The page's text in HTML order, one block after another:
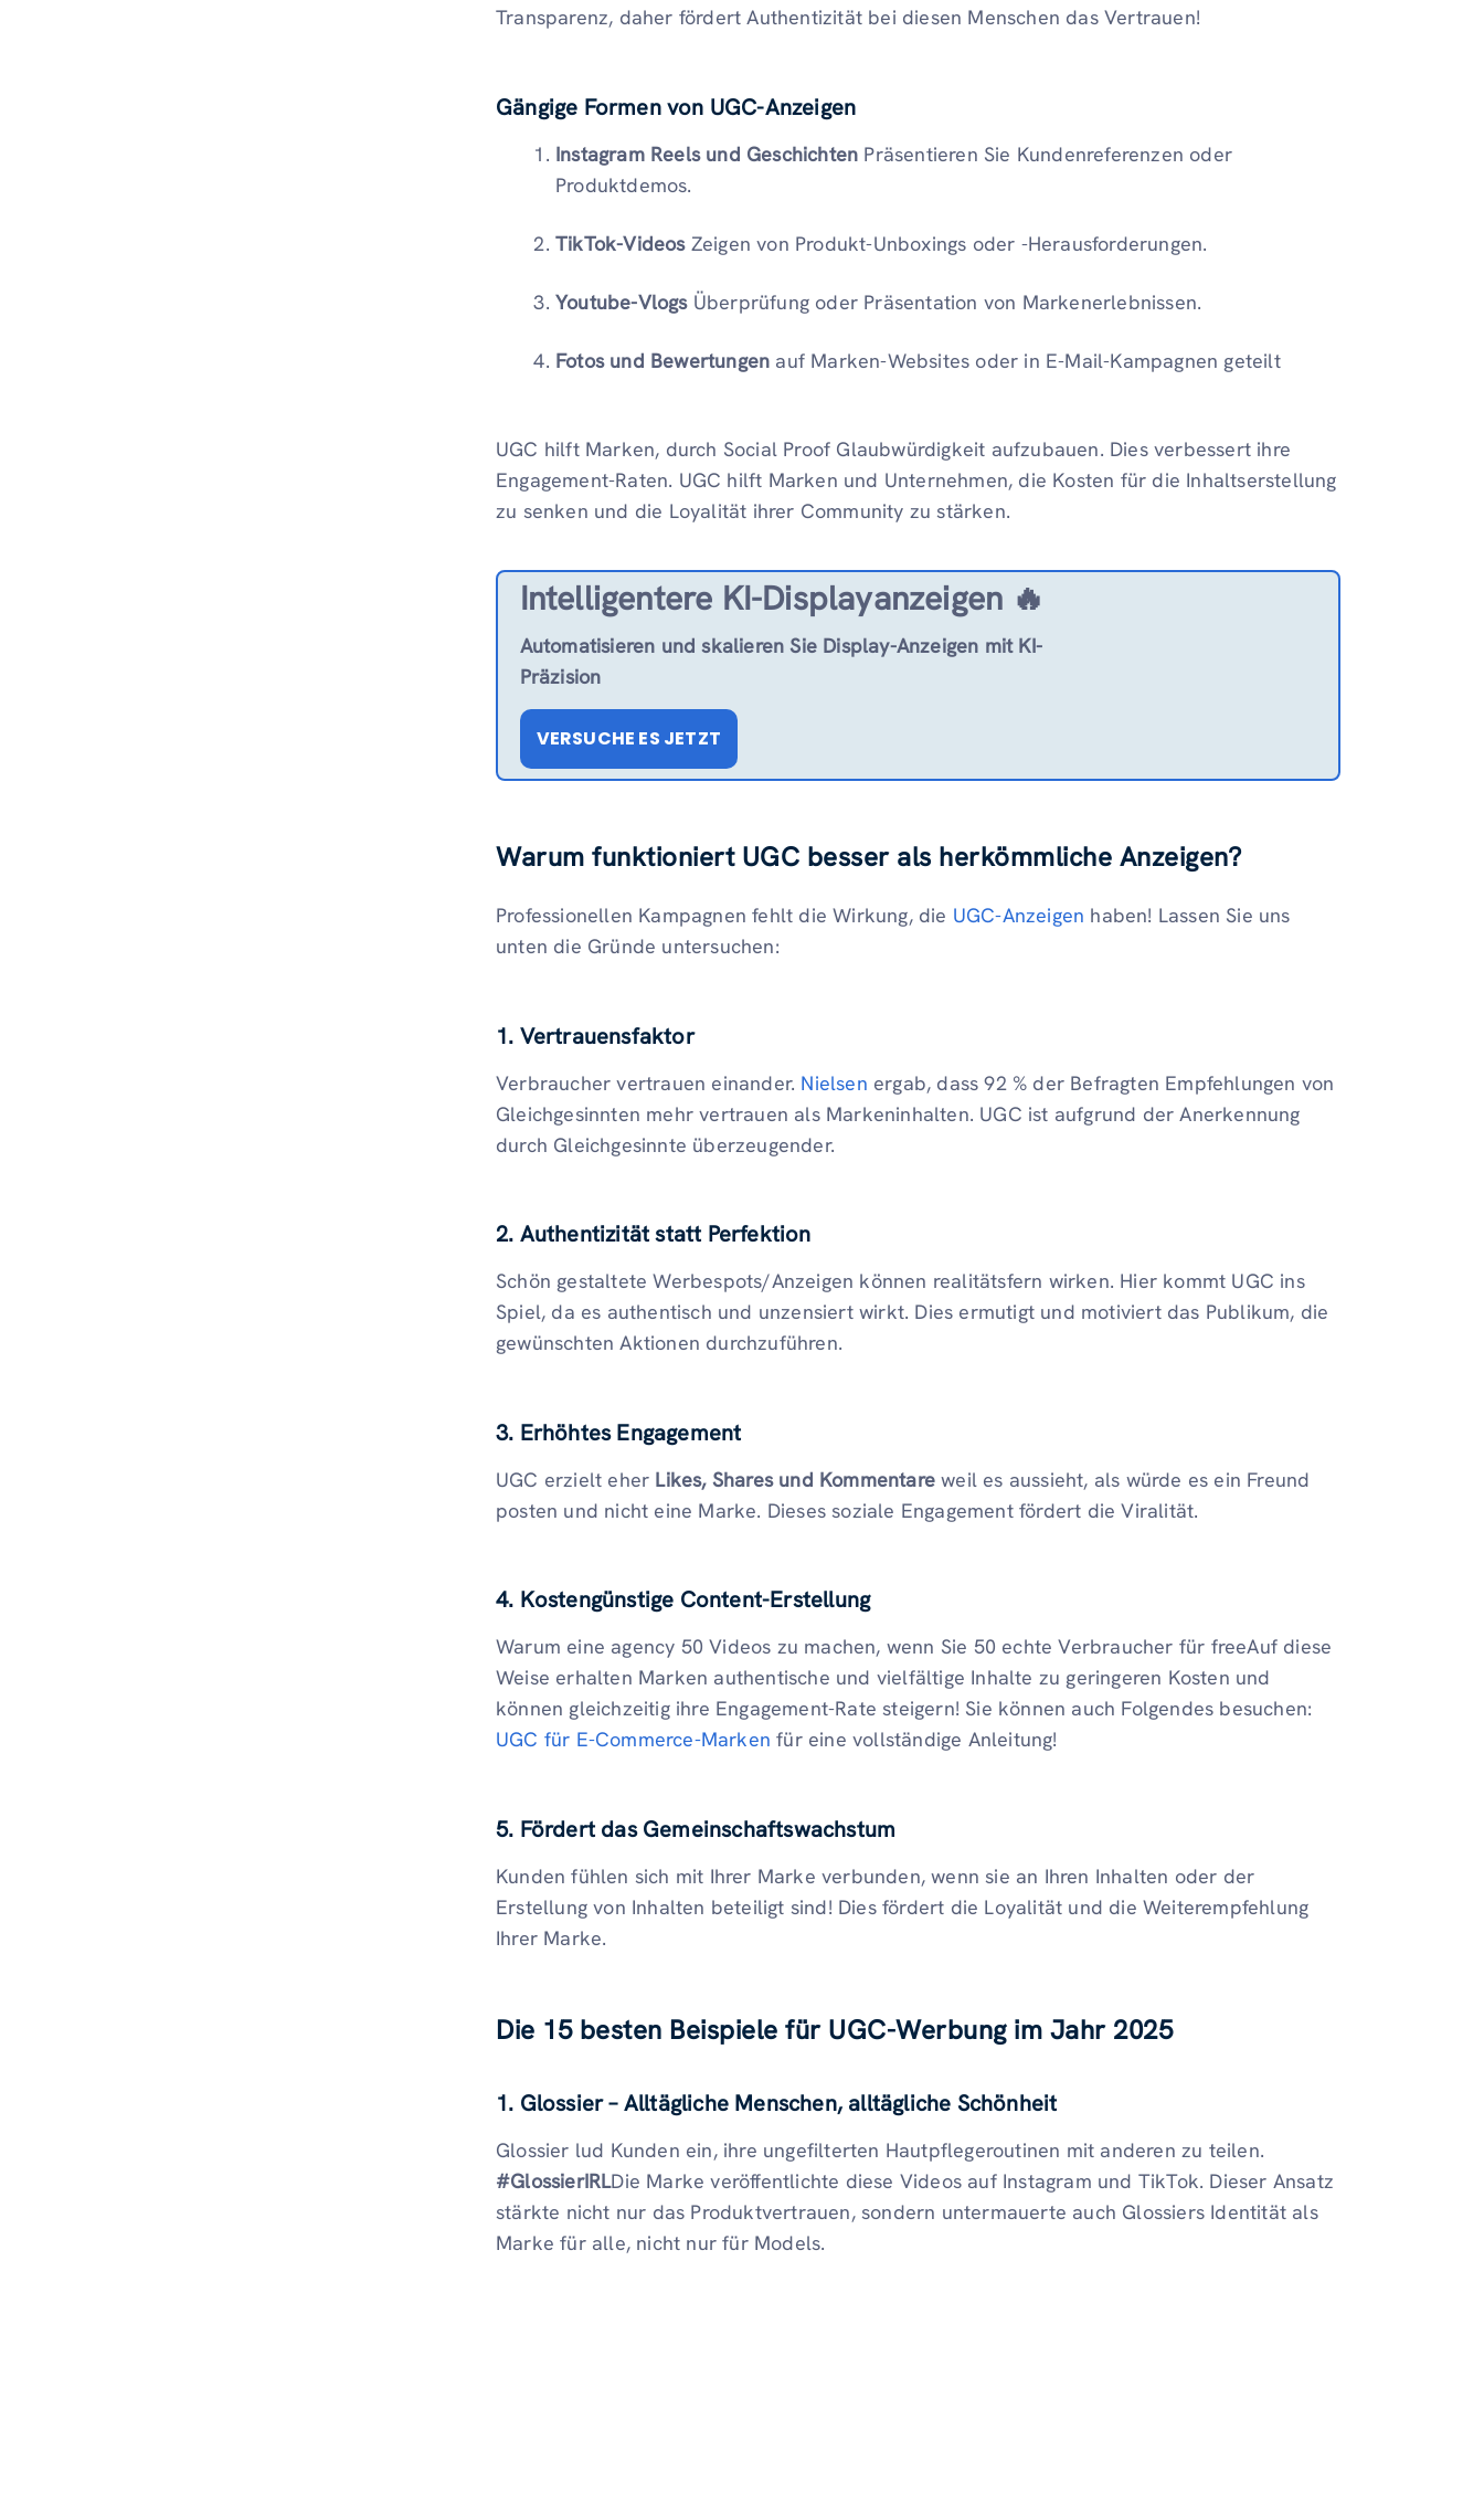
Transparenz, daher fördert Authentizität bei diesen Menschen das Vertrauen!
Gängige Formen von UGC-Anzeigen
Instagram Reels und Geschichten Präsentieren Sie Kundenreferenzen oder
Produktdemos.
TikTok-Videos Zeigen von Produkt-Unboxings oder -Herausforderungen.
Youtube-Vlogs Überprüfung oder Präsentation von Markenerlebnissen.
Fotos und Bewertungen auf Marken-Websites oder in E-Mail-Kampagnen geteilt
UGC hilft Marken, durch Social Proof Glaubwürdigkeit aufzubauen. Dies verbessert ihre
Engagement-Raten. UGC hilft Marken und Unternehmen, die Kosten für die Inhaltserstellung
zu senken und die Loyalität ihrer Community zu stärken.
Intelligentere KI-Displayanzeigen 🔥
Automatisieren und skalieren Sie Display-Anzeigen mit KI-
Präzision
VERSUCHE ES JETZT
Warum funktioniert UGC besser als herkömmliche Anzeigen?
Professionellen Kampagnen fehlt die Wirkung, die UGC-Anzeigen haben! Lassen Sie uns
unten die Gründe untersuchen:
1. Vertrauensfaktor
Verbraucher vertrauen einander. Nielsen ergab, dass 92 % der Befragten Empfehlungen von
Gleichgesinnten mehr vertrauen als Markeninhalten. UGC ist aufgrund der Anerkennung
durch Gleichgesinnte überzeugender.
2. Authentizität statt Perfektion
Schön gestaltete Werbespots/Anzeigen können realitätsfern wirken. Hier kommt UGC ins
Spiel, da es authentisch und unzensiert wirkt. Dies ermutigt und motiviert das Publikum, die
gewünschten Aktionen durchzuführen.
3. Erhöhtes Engagement
UGC erzielt eher Likes, Shares und Kommentare weil es aussieht, als würde es ein Freund
posten und nicht eine Marke. Dieses soziale Engagement fördert die Viralität.
4. Kostengünstige Content-Erstellung
Warum eine agency 50 Videos zu machen, wenn Sie 50 echte Verbraucher für freeAuf diese
Weise erhalten Marken authentische und vielfältige Inhalte zu geringeren Kosten und
können gleichzeitig ihre Engagement-Rate steigern! Sie können auch Folgendes besuchen:
UGC für E-Commerce-Markenfür eine vollständige Anleitung!
5. Fördert das Gemeinschaftswachstum
Kunden fühlen sich mit Ihrer Marke verbunden, wenn sie an Ihren Inhalten oder der
Erstellung von Inhalten beteiligt sind! Dies fördert die Loyalität und die Weiterempfehlung
Ihrer Marke.
Die 15 besten Beispiele für UGC-Werbung im Jahr 2025
1. Glossier – Alltägliche Menschen, alltägliche Schönheit
Glossier lud Kunden ein, ihre ungefilterten Hautpflegeroutinen mit anderen zu teilen.
#GlossierIRLDie Marke veröffentlichte diese Videos auf Instagram und TikTok. Dieser Ansatz
stärkte nicht nur das Produktvertrauen, sondern untermauerte auch Glossiers Identität als
Marke für alle, nicht nur für Models.